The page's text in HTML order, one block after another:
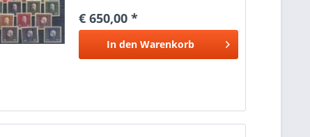
€ 650,00 *
In den Warenkorb